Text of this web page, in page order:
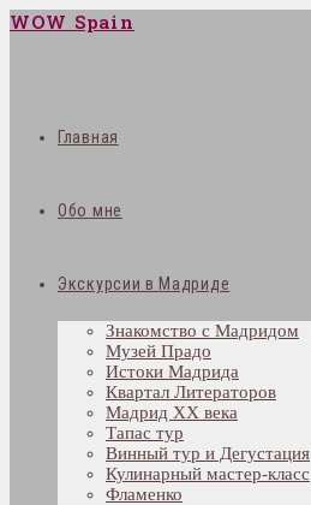
WOW Spain
Главная
Обо мне
Экскурсии в Мадриде
Знакомство с Мадридом
Музей Прадо
Истоки Мадрида
Квартал Литераторов
Мадрид XX века
Тапас тур
Винный тур и Дегустация
Кулинарный мастер-класс
Фламенко